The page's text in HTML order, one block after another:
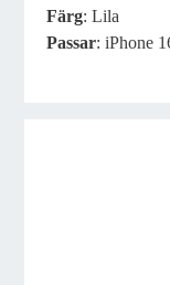
Färg: Lila
Passar: iPhone